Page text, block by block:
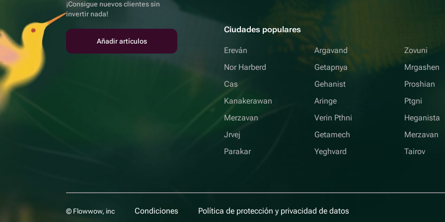
¡Consigue nuevos clientes sin
invertir nada!
Añadir artículos
Ciudades populares
Ereván
Nor Harberd
Cas
Kanakerawan
Merzavan
Jrvej
Parakar
Argavand
Getapnya
Gehanist
Aringe
Verin Pthni
Getamech
Yeghvard
Zovuni
Mrgashen
Proshian
Ptgni
Heganista
Merzavan
Tairov
© Flowwow, inc Condiciones Política de protección y privacidad de datos